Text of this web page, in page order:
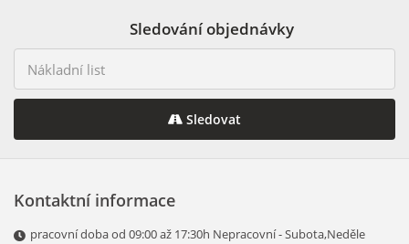
Sledování objednávky
Sledovat
Kontaktní informace
pracovní doba od 09:00 až 17:30h Nepracovní - Subota,Neděle